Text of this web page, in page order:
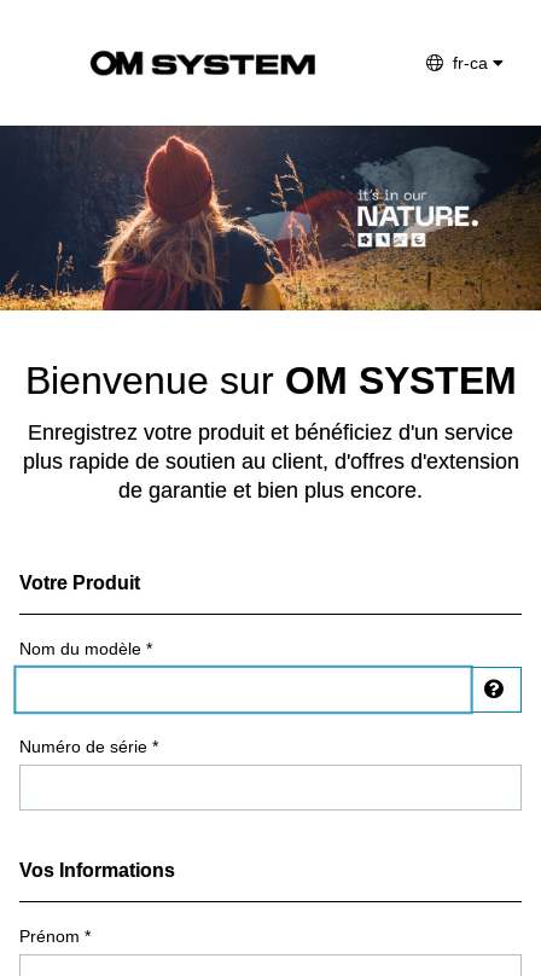
Change
fr-ca
Bienvenue sur OM SYSTEM
Enregistrez votre produit et bénéficiez d'un service
plus rapide de soutien au client, d'offres d'extension
de garantie et bien plus encore.
Registration Form
Votre Produit
Nom du modèle *
Numéro de série *
Vos Informations
Prénom *